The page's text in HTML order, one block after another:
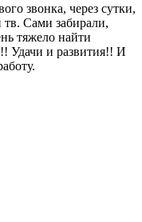
звонка, через сутки,
Сами забирали,
тяжело найти
Удачи и развития!! И